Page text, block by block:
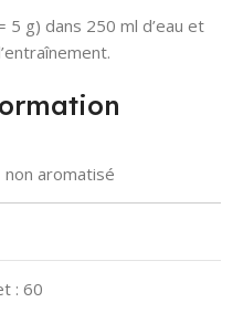
g) dans 250 ml d’eau et
non aromatisé
: 60